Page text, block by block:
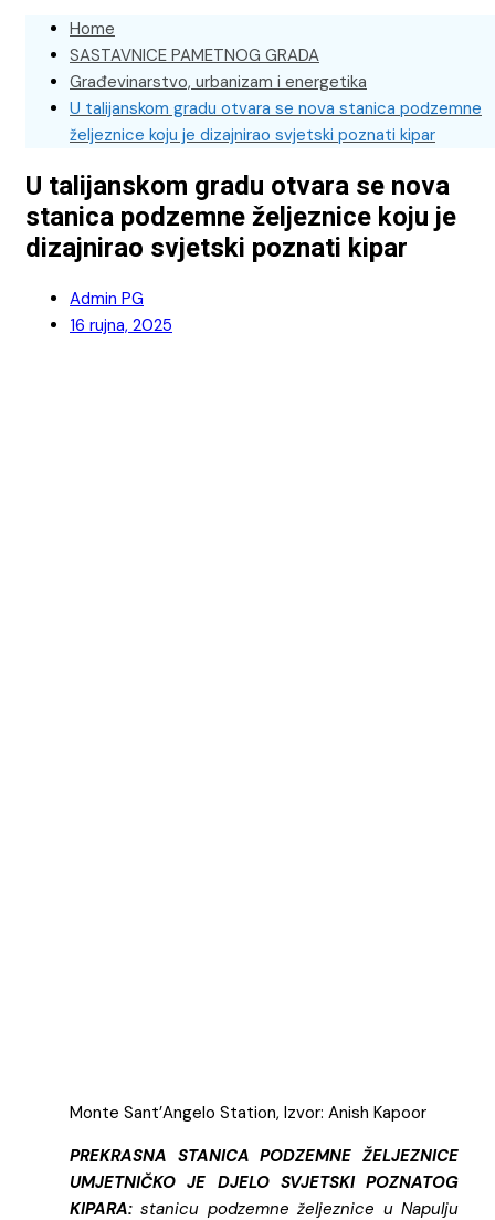
Home
SASTAVNICE PAMETNOG GRADA
Građevinarstvo, urbanizam i energetika
U talijanskom gradu otvara se nova stanica podzemne
željeznice koju je dizajnirao svjetski poznati kipar
U talijanskom gradu otvara se nova
stanica podzemne željeznice koju je
dizajnirao svjetski poznati kipar
Admin PG
16 rujna, 2025
Monte Sant’Angelo Station, Izvor: Anish Kapoor
PREKRASNA STANICA PODZEMNE ŽELJEZNICE
UMJETNIČKO JE DJELO SVJETSKI POZNATOG
KIPARA: stanicu podzemne željeznice u Napulju